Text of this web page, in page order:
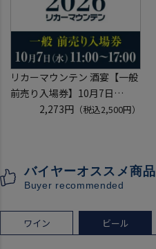
リカーマウンテン 酒宴【一般
前売り入場券】10月7日
(水)11:00～17:00 2026
月下旬】にメールにて配信予
2,273円（税込2,500円）
バイヤーオススメ商品
Buyer recommended
ワイン ビール